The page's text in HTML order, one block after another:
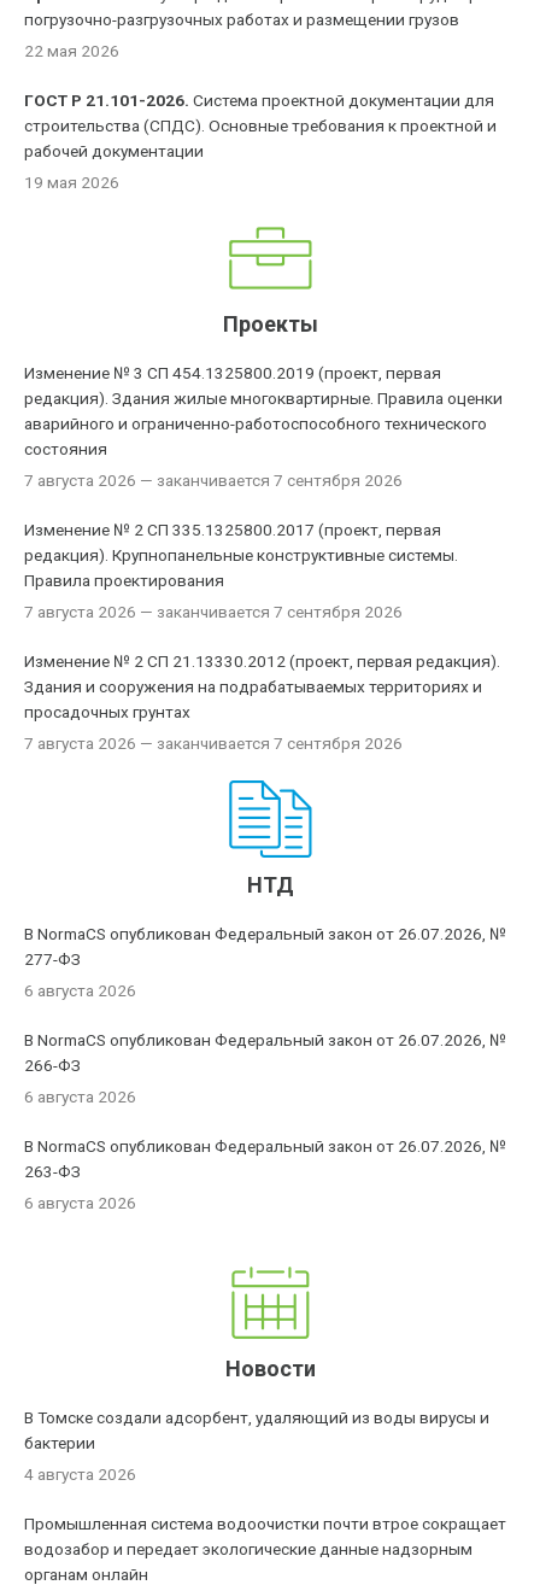
погрузочно-разгрузочных работах и размещении грузов
22 мая 2026
ГОСТ Р 21.101-2026. Система проектной документации для
строительства (СПДС). Основные требования к проектной и
рабочей документации
19 мая 2026
Проекты
Изменение № 3 СП 454.1325800.2019 (проект, первая
редакция). Здания жилые многоквартирные. Правила оценки
аварийного и ограниченно-работоспособного технического
состояния
7 августа 2026 — заканчивается 7 сентября 2026
Изменение № 2 СП 335.1325800.2017 (проект, первая
редакция). Крупнопанельные конструктивные системы.
Правила проектирования
7 августа 2026 — заканчивается 7 сентября 2026
Изменение № 2 СП 21.13330.2012 (проект, первая редакция).
Здания и сооружения на подрабатываемых территориях и
просадочных грунтах
7 августа 2026 — заканчивается 7 сентября 2026
НТД
В NormaCS опубликован Федеральный закон от 26.07.2026, №
277-ФЗ
6 августа 2026
В NormaCS опубликован Федеральный закон от 26.07.2026, №
266-ФЗ
6 августа 2026
В NormaCS опубликован Федеральный закон от 26.07.2026, №
263-ФЗ
6 августа 2026
Новости
В Томске создали адсорбент, удаляющий из воды вирусы и
бактерии
4 августа 2026
Промышленная система водоочистки почти втрое сокращает
водозабор и передает экологические данные надзорным
органам онлайн